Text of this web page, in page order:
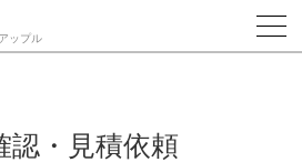
ップル
認・見積依頼